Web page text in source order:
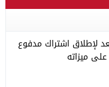
لإطلاق اشتراك مدفوع
ميزاته